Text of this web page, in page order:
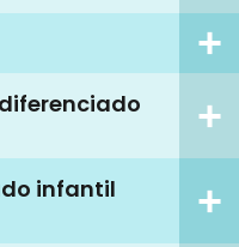
infantil